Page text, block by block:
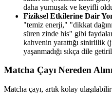
daha yumuşak ve keyifli
Fiziksel Etkilerine Dair
"temiz enerji," "dikkat
süren zinde his" gibi
kahvenin yarattığı sinirlilik
yaşanmadığı sıkça dile
Matcha Çayı Nereden
Matcha çayı, artık kolay